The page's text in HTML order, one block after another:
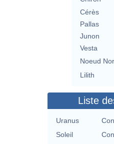
Cérès
Pallas
Junon
Vesta
Noeud
Lilith
Liste
Uranus
Soleil